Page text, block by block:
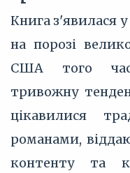
Книга з'явилася у
на порозі
США того
тривожну
цікавилися
романами,
контенту та